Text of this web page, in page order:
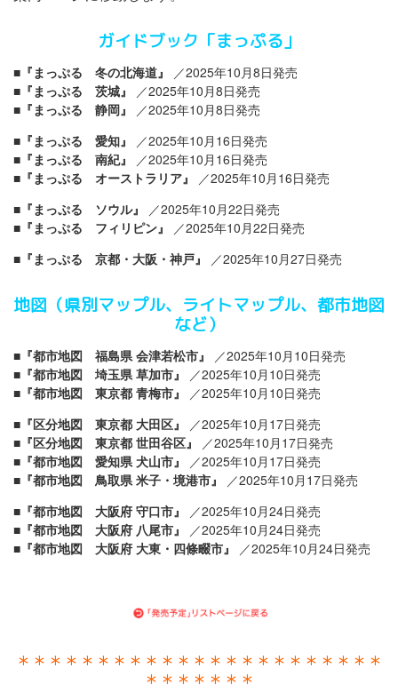
ガイドブック「まっぷる」
■『まっぷる 冬の北海道』
／2025年10月8日発売
■『まっぷる 茨城』
／2025年10月8日発売
■『まっぷる 静岡』
／2025年10月8日発売
■『まっぷる 愛知』
／2025年10月16日発売
■『まっぷる 南紀』
／2025年10月16日発売
■『まっぷる オーストラリア』
／2025年10月16日発売
■『まっぷる ソウル』
／2025年10月22日発売
■『まっぷる フィリピン』
／2025年10月22日発売
■『まっぷる 京都・大阪・神戸』
／2025年10月27日発売
地図（県別マップル、ライトマップル、都市地図
など）
■『都市地図 福島県 会津若松市』
／2025年10月10日発売
■『都市地図 埼玉県 草加市』
／2025年10月10日発売
■『都市地図 東京都 青梅市』
／2025年10月10日発売
■『区分地図 東京都 大田区』
／2025年10月17日発売
■『区分地図 東京都 世田谷区』
／2025年10月17日発売
■『都市地図 愛知県 犬山市』
／2025年10月17日発売
■『都市地図 鳥取県 米子・境港市』
／2025年10月17日発売
■『都市地図 大阪府 守口市』
／2025年10月24日発売
■『都市地図 大阪府 八尾市』
／2025年10月24日発売
■『都市地図 大阪府 大東・四條畷市』
／2025年10月24日発売
＊＊＊＊＊＊＊＊＊＊＊＊＊＊＊＊＊＊＊＊＊＊＊
＊＊＊＊＊＊＊